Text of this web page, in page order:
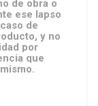
de obra o
ese lapso
de
y no
por
que